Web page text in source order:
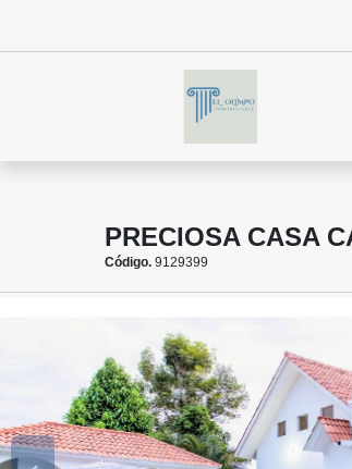
PRECIOSA CASA
Código. 9129399